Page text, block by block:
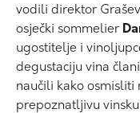
vodili direktor
osječki sommelier
ugostitelje i
degustaciju vina
naučili kako osmisliti
prepoznatljivu